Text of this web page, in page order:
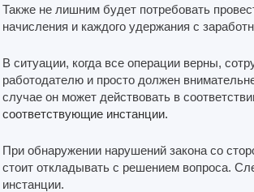
Также не лишним будет потребовать
начисления и каждого удержания с
В ситуации, когда все операции верны,
работодателю и просто должен
случае он может действовать в
соответствующие инстанции.
При обнаружении нарушений закона со
стоит откладывать с решением вопроса.
инстанции.